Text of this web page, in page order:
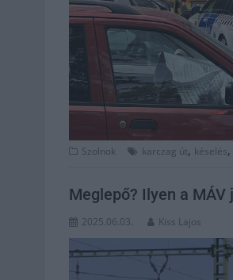
Szolnok karczag út, késelés,
Meglepő? Ilyen a
2025.06.03. Kiss Lajos